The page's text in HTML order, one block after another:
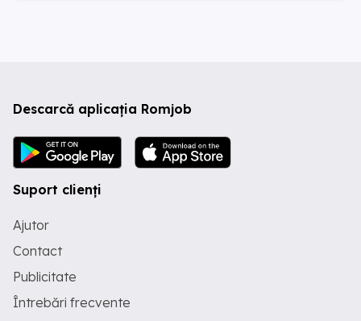
Descarcă aplicația Romjob
Suport clienți
Ajutor
Contact
Publicitate
Întrebări frecvente